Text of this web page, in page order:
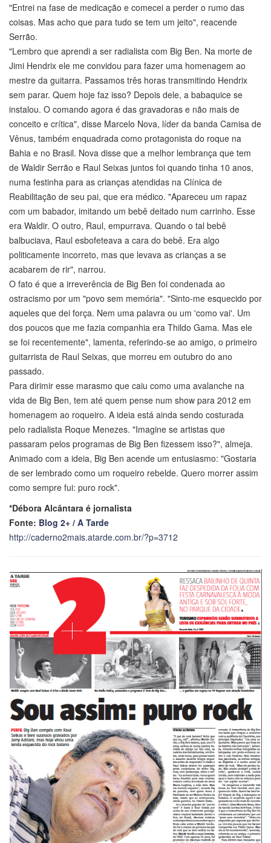
"Entrei na fase de medicação e comecei a perder o rumo das
coisas. Mas acho que para tudo se tem um jeito", reacende
Serrão.
"Lembro que aprendi a ser radialista com Big Ben. Na morte de
Jimi Hendrix ele me convidou para fazer uma homenagem ao
mestre da guitarra. Passamos três horas transmitindo Hendrix
sem parar. Quem hoje faz isso? Depois dele, a babaquice se
instalou. O comando agora é das gravadoras e não mais de
conceito e crítica", disse Marcelo Nova, líder da banda Camisa de
Vênus, também enquadrada como protagonista do roque na
Bahia e no Brasil. Nova disse que a melhor lembrança que tem
de Waldir Serrão e Raul Seixas juntos foi quando tinha 10 anos,
numa festinha para as crianças atendidas na Clínica de
Reabilitação de seu pai, que era médico. "Apareceu um rapaz
com um babador, imitando um bebê deitado num carrinho. Esse
era Waldir. O outro, Raul, empurrava. Quando o tal bebê
balbuciava, Raul esbofeteava a cara do bebê. Era algo
politicamente incorreto, mas que levava as crianças a se
acabarem de rir", narrou.
O fato é que a irreverência de Big Ben foi condenada ao
ostracismo por um "povo sem memória". "Sinto-me esquecido por
aqueles que dei força. Nem uma palavra ou um 'como vai'. Um
dos poucos que me fazia companhia era Thildo Gama. Mas ele
se foi recentemente", lamenta, referindo-se ao amigo, o primeiro
guitarrista de Raul Seixas, que morreu em outubro do ano
passado.
Para dirimir esse marasmo que caiu como uma avalanche na
vida de Big Ben, tem até quem pense num show para 2012 em
homenagem ao roqueiro. A ideia está ainda sendo costurada
pelo radialista Roque Menezes. "Imagine se artistas que
passaram pelos programas de Big Ben fizessem isso?", almeja.
Animado com a ideia, Big Ben acende um entusiasmo: "Gostaria
de ser lembrado como um roqueiro rebelde. Quero morrer assim
como sempre fui: puro rock".
*Débora Alcântara é jornalista
Fonte: Blog 2+ / A Tarde
http://caderno2mais.atarde.com.br/?p=3712